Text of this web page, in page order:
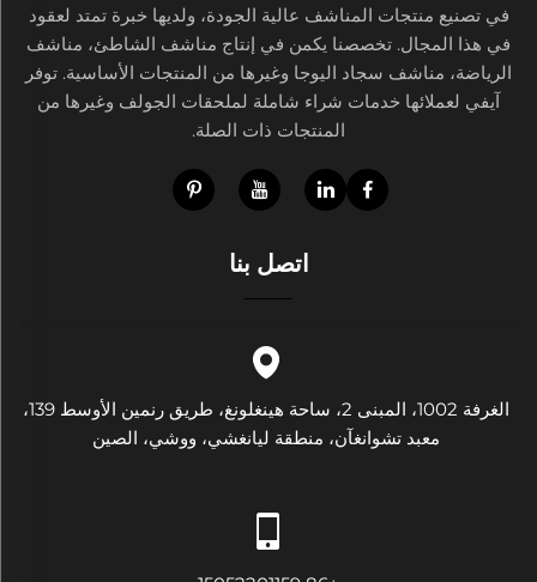
في تصنيع منتجات المناشف عالية الجودة، ولديها خبرة تمتد لعقود
في هذا المجال. تخصصنا يكمن في إنتاج مناشف الشاطئ، مناشف
الرياضة، مناشف سجاد اليوجا وغيرها من المنتجات الأساسية. توفر
آيفي لعملائها خدمات شراء شاملة لملحقات الجولف وغيرها من
المنتجات ذات الصلة.
اتصل بنا
الغرفة 1002، المبنى 2، ساحة هينغلونغ، طريق رنمين الأوسط 139،
معبد تشوانغآن، منطقة ليانغشي، ووشي، الصين